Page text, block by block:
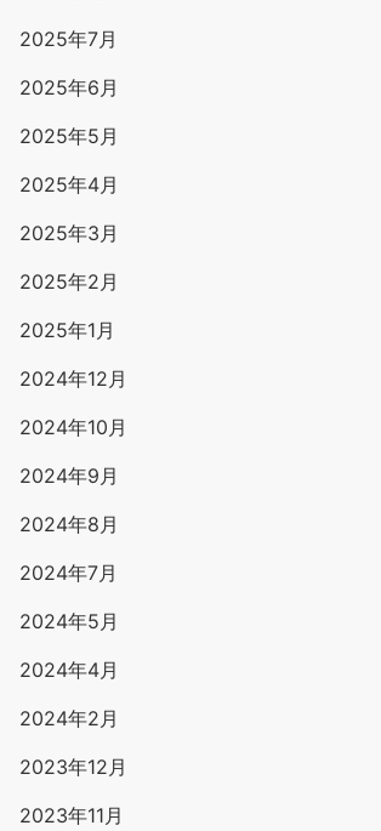
2025年7月
2025年6月
2025年5月
2025年4月
2025年3月
2025年2月
2025年1月
2024年12月
2024年10月
2024年9月
2024年8月
2024年7月
2024年5月
2024年4月
2024年2月
2023年12月
2023年11月